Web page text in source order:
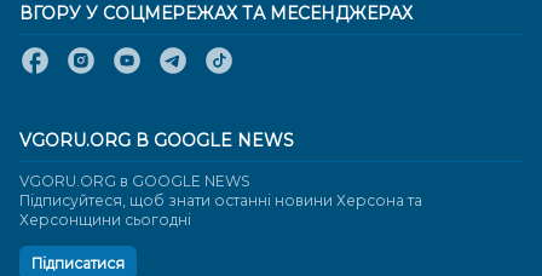
ВГОРУ У СОЦМЕРЕЖАХ ТА МЕСЕНДЖЕРАХ
VGORU.ORG В GOOGLE NEWS
VGORU.ORG в GOOGLE NEWS
Підписуйтеся, щоб знати останні новини Херсона та
Херсонщини сьогодні
Підписатися